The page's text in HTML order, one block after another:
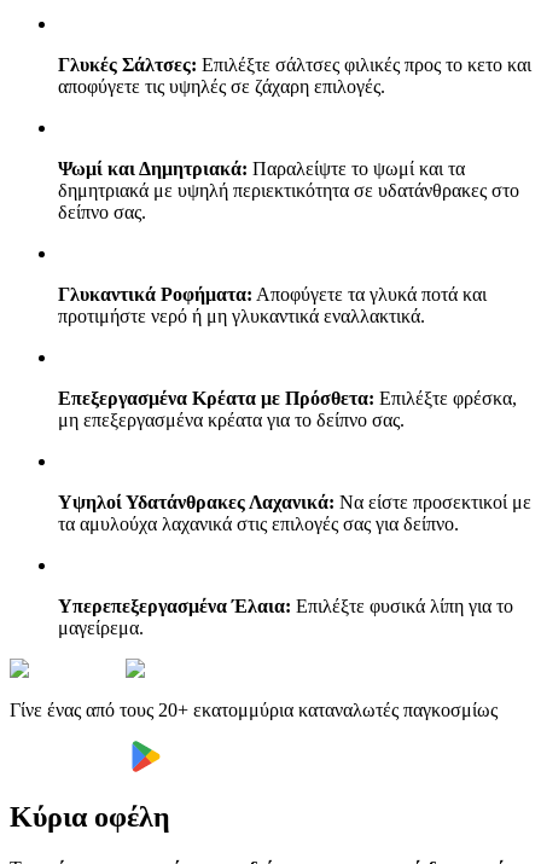
Γλυκές Σάλτσες: Επιλέξτε σάλτσες φιλικές προς το κετο και
αποφύγετε τις υψηλές σε ζάχαρη επιλογές.
Ψωμί και Δημητριακά: Παραλείψτε το ψωμί και τα
δημητριακά με υψηλή περιεκτικότητα σε υδατάνθρακες στο
δείπνο σας.
Γλυκαντικά Ροφήματα: Αποφύγετε τα γλυκά ποτά και
προτιμήστε νερό ή μη γλυκαντικά εναλλακτικά.
Επεξεργασμένα Κρέατα με Πρόσθετα: Επιλέξτε φρέσκα,
μη επεξεργασμένα κρέατα για το δείπνο σας.
Υψηλοί Υδατάνθρακες Λαχανικά: Να είστε προσεκτικοί με
τα αμυλούχα λαχανικά στις επιλογές σας για δείπνο.
Υπερεπεξεργασμένα Έλαια: Επιλέξτε φυσικά λίπη για το
μαγείρεμα.
Γίνε ένας από τους 20+ εκατομμύρια καταναλωτές παγκοσμίως
Κύρια οφέλη